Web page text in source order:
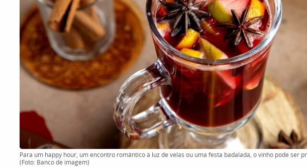
Para um happy hour, um encontro romântico à luz de velas ou uma festa badalada, o vinho pode ser
(Foto: Banco de imagem)